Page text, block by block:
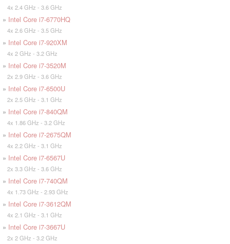
4x 2.4 GHz - 3.6 GHz
» Intel Core i7-6770HQ
4x 2.6 GHz - 3.5 GHz
» Intel Core i7-920XM
4x 2 GHz - 3.2 GHz
» Intel Core i7-3520M
2x 2.9 GHz - 3.6 GHz
» Intel Core i7-6500U
2x 2.5 GHz - 3.1 GHz
» Intel Core i7-840QM
4x 1.86 GHz - 3.2 GHz
» Intel Core i7-2675QM
4x 2.2 GHz - 3.1 GHz
» Intel Core i7-6567U
2x 3.3 GHz - 3.6 GHz
» Intel Core i7-740QM
4x 1.73 GHz - 2.93 GHz
» Intel Core i7-3612QM
4x 2.1 GHz - 3.1 GHz
» Intel Core i7-3667U
2x 2 GHz - 3.2 GHz